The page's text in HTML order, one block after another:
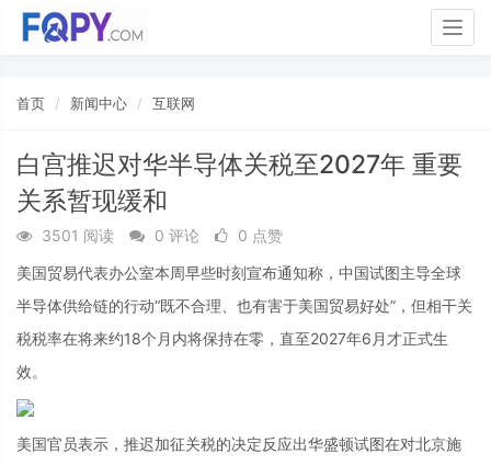
首页 新闻中心 互联网
白宫推迟对华半导体关税至2027年 重要
关系暂现缓和
3501 阅读 0 评论
0 点赞
美国贸易代表办公室本周早些时刻宣布通知称，中国试图主导全球
半导体供给链的行动“既不合理、也有害于美国贸易好处”，但相干关
税税率在将来约18个月内将保持在零，直至2027年6月才正式生
效。
美国官员表示，推迟加征关税的决定反应出华盛顿试图在对北京施